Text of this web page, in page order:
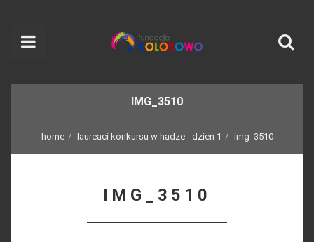
IMG_3510
home laureaci konkursu w hadze - dzień 1 img_3510
IMG_3510